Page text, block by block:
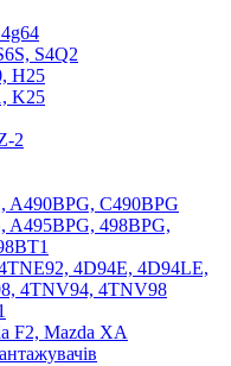
S4Q2
H25
K25
2
A490BPG, C490BPG
A495BPG, 498BPG,
4D94E, 4D94LE,
4TNV94, 4TNV98
F2, Mazda XA